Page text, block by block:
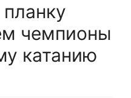
чемпионы
катанию